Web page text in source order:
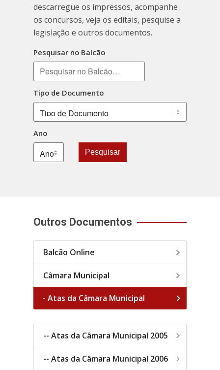
descarregue os impressos, acompanhe
os concursos, veja os editais, pesquise a
legislação e outros documentos.
Pesquisar no Balcão
Tipo de Documento
Ano
Pesquisar
Outros Documentos
Balcão Online
Câmara Municipal
- Atas da Câmara Municipal
-- Atas da Câmara Municipal 2005
-- Atas da Câmara Municipal 2006